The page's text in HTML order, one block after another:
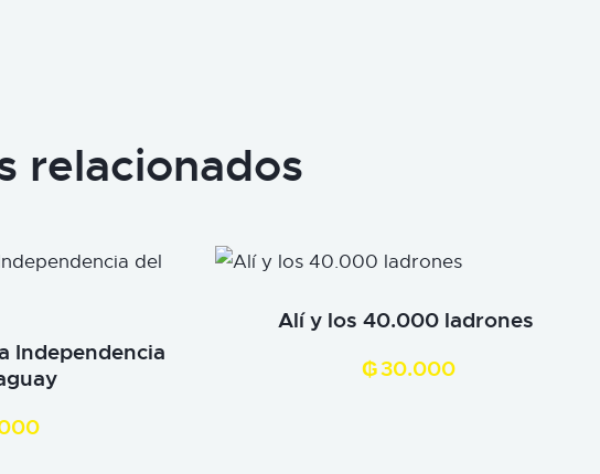
relacionados
Independencia
Alí y los 40.000 ladrones
₲30.000